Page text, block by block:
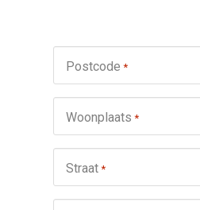
Postcode *
Woonplaats *
Straat *